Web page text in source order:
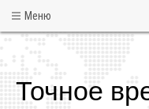
Меню
Точное